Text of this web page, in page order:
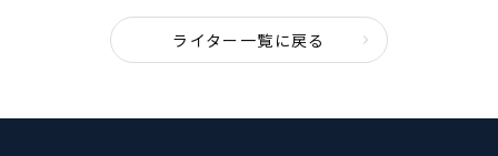
ライター一覧に戻る